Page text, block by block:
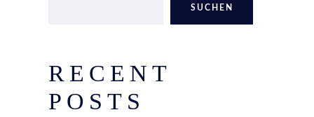
SUCHEN
RECENT
POSTS